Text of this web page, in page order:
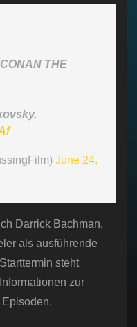
THE
June 24,
Darrick Bachman,
als ausführende
steht
zur